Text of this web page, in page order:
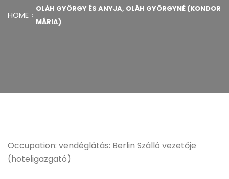
HOME
OLÁH GYÖRGY ÉS ANYJA, OLÁH GYÖRGYNÉ (KONDOR
MÁRIA)
Occupation: vendéglátás: Berlin Szálló vezetője
(hoteligazgató)